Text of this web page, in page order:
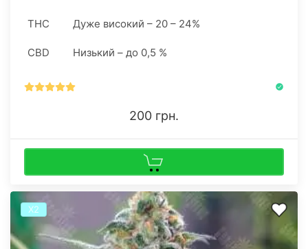
THC Дуже високий – 20 – 24%
CBD Низький – до 0,5 %
200 грн.
Х2